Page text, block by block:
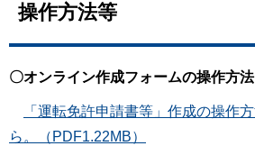
操作方法等
〇オンライン作成フォームの操作方法
「運転免許申請書等」作成の操作
ら。（PDF1.22MB）